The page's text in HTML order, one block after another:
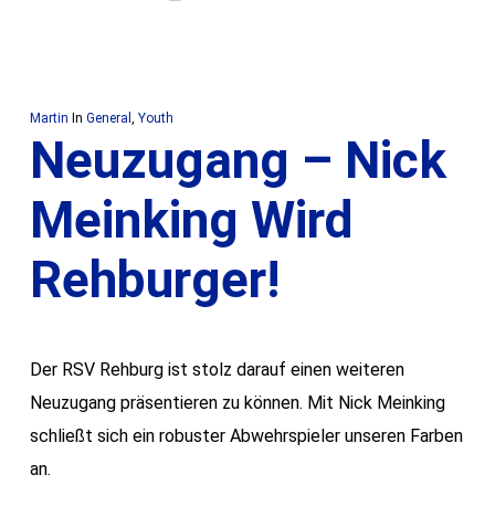
Martin In General Youth
Neuzugang – Nick
Meinking Wird
Rehburger!
Der RSV Rehburg ist stolz darauf einen weiteren
Neuzugang präsentieren zu können. Mit Nick Meinking
schließt sich ein robuster Abwehrspieler unseren Farben
an.